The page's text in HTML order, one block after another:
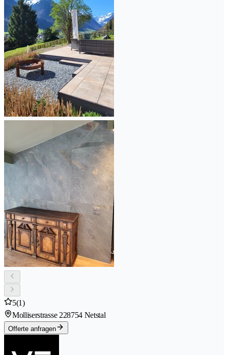
5(1)
Molliserstrasse 228754 Netstal
Offerte anfragen